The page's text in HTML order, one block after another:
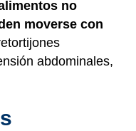
no
moverse con
abdominales,